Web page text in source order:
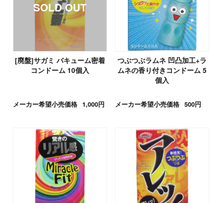
[廃盤]サガミ バキューム密着
コンドーム 10個入
メーカー希望小売価格 1,000円
つぶつぶラムネ 凹凸加工+ラ
ムネの香り付きコンドーム 5
個入
メーカー希望小売価格 500円